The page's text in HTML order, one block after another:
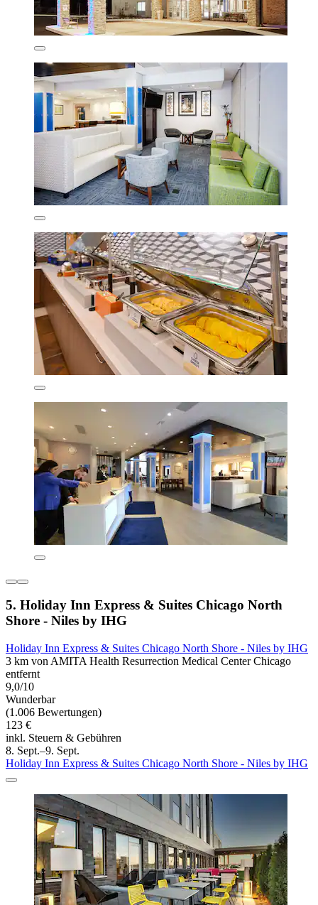
5. Holiday Inn Express & Suites Chicago North
Shore - Niles by IHG
Holiday Inn Express & Suites Chicago North Shore - Niles by IHG
3 km von AMITA Health Resurrection Medical Center Chicago
entfernt
9,0/10
Wunderbar
(1.006 Bewertungen)
123 €
inkl. Steuern & Gebühren
8. Sept.–9. Sept.
Holiday Inn Express & Suites Chicago North Shore - Niles by IHG